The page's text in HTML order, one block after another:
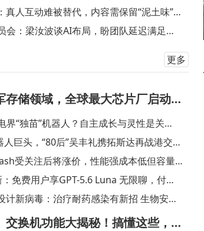
真人互动难被替代，内容需保留“泥土味”避
会：梁汝波谈AI布局，盼团队延迟满足感
更多
存储领域，全球最大芯片厂启动建
亿总投1190亿
界“独苗”机器人？自主成长与灵性是关
人巨头，“80后”吴丰礼携拓斯达再战港交所
受关注后将涨价，性能强成本低但容量
免费用户享GPT-5.6 Luna 无限聊，付费
计新病毒：治疗耐药感染有新招 生物安全
交换机功能大揭秘！搞懂这些，告